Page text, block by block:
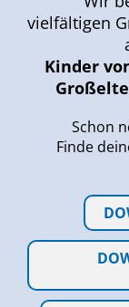
vielfältigen
Kinder
Schon
Finde